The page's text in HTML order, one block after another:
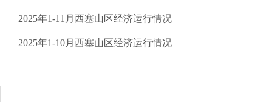
2025年1-11月西塞山区经济运行情况
2025年1-10月西塞山区经济运行情况